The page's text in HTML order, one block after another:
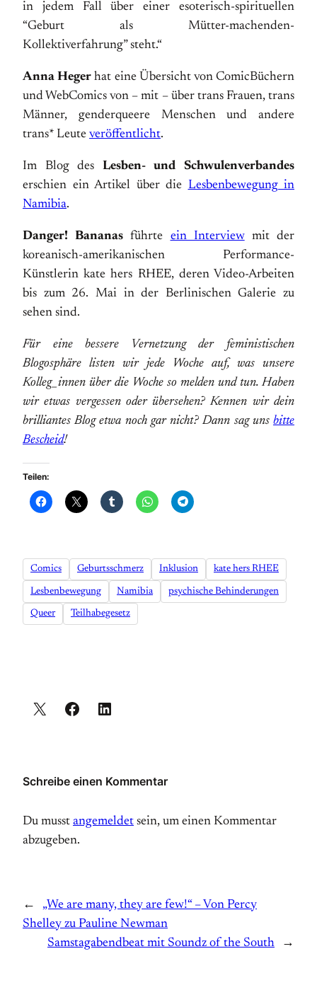
in jedem Fall über einer esoterisch-spirituellen
“Geburt als Mütter-machenden-
Kollektiverfahrung” steht.“
Anna Heger hat eine Übersicht von ComicBüchern
und WebComics von – mit – über trans Frauen, trans
Männer, genderqueere Menschen und andere
trans* Leute veröffentlicht.
Im Blog des Lesben- und Schwulenverbandes
erschien ein Artikel über die Lesbenbewegung in
Namibia.
Danger! Bananas führte ein Interviewmit der
koreanisch-amerikanischen Performance-
Künstlerin kate hers RHEE, deren Video-Arbeiten
bis zum 26. Mai in der Berlinischen Galerie zu
sehen sind.
Für eine bessere Vernetzung der feministischen
Blogosphäre listen wir jede Woche auf, was unsere
Kolleg_innen über die Woche so melden und tun. Haben
wir etwas vergessen oder übersehen? Kennen wir dein
brilliantes Blog etwa noch gar nicht? Dann sag uns bitte
Bescheid!
Teilen:
Comics Geburtsschmerz Inklusion kate hers RHEE
Lesbenbewegung Namibia psychische Behinderungen
Queer Teilhabegesetz
Schreibe einen Kommentar
Du musst angemeldet sein, um einen Kommentar
abzugeben.
←
„We are many, they are few!“ – Von Percy
Shelley zu Pauline Newman
Samstagabendbeat mit Soundz of the South
→